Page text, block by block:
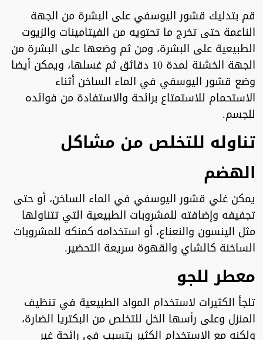
قم بتدليك قشور اليوسفي على البشرة من الجهة
الناعمة حتى تخرج ما تحتويه من الفيتامينات والزيوت
الطبيعية على البشرة، ومن ثم وضعها على البشرة من
الجهة الخشنة لمدة 10 دقائق ثم غسلها، ويمكن أيضا
وضع قشور اليوسفي في الماء الساخن أثناء
الاستحمام للاستمتاع برائحة والاستفادة من فوائده
للجسم.
تناوله للتخلص من مشاكل
الهضم
يمكن غلي قشور اليوسفي في الماء الساخن، أو حتى
تجفيفه وإضافته للمشروبات الطبيعية التي تتناولها
مثل الينسون والنعناع، أو استخدامه كمنكه للمشروبات
الساخنة كالشاي والقهوة سريعة التحضير.
معطر للجو
تلجأ الكثيرات لاستخدام المواد الطبيعية في تنظيف
المنزل وعلى رأسها الخل للتخلص من البكتريا الضارة،
ولكنه مع الاستخدام الكثير يتسبب في رائحة غير